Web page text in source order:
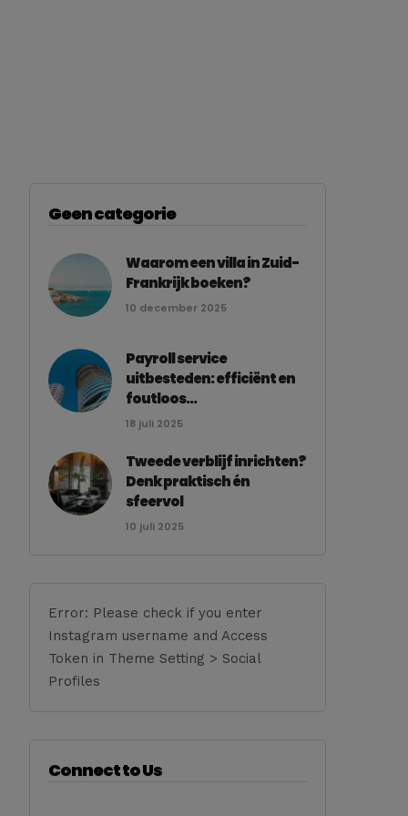
Geen categorie
Waarom een villa in Zuid-
Frankrijk boeken?
10 december 2025
Payroll service
uitbesteden: efficiënt en
foutloos...
18 juli 2025
Tweede verblijf inrichten?
Denk praktisch én
sfeervol
10 juli 2025
Error: Please check if you enter
Instagram username and Access
Token in Theme Setting > Social
Profiles
Connect to Us